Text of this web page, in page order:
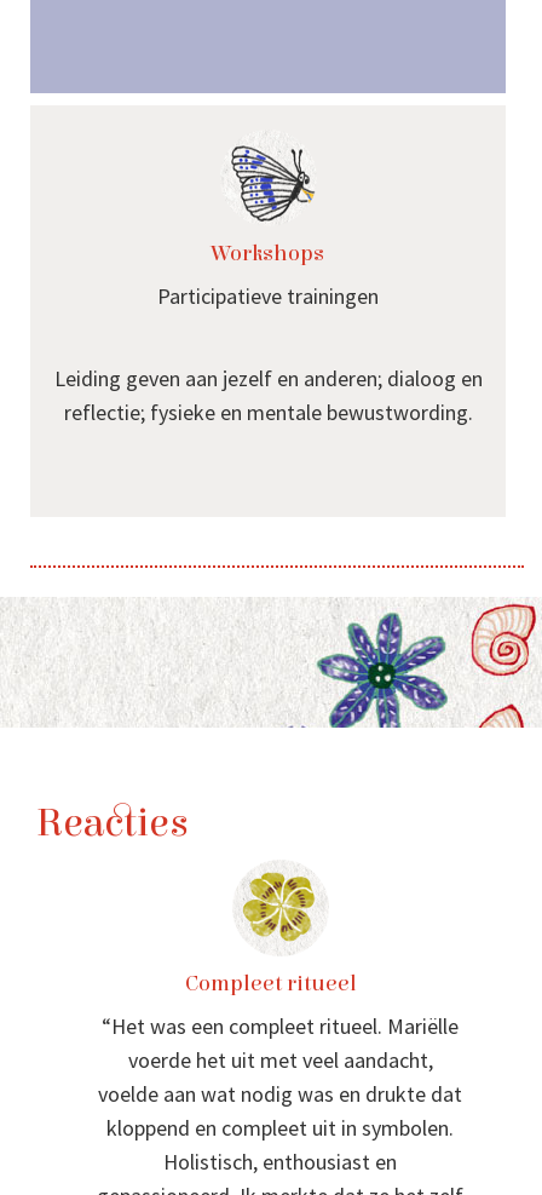
Workshops
Participatieve trainingen
Leiding geven aan jezelf en anderen; dialoog en
reflectie; fysieke en mentale bewustwording.
Reacties
Compleet ritueel
“Het was een compleet ritueel. Mariëlle
voerde het uit met veel aandacht,
voelde aan wat nodig was en drukte dat
kloppend en compleet uit in symbolen.
Holistisch, enthousiast en